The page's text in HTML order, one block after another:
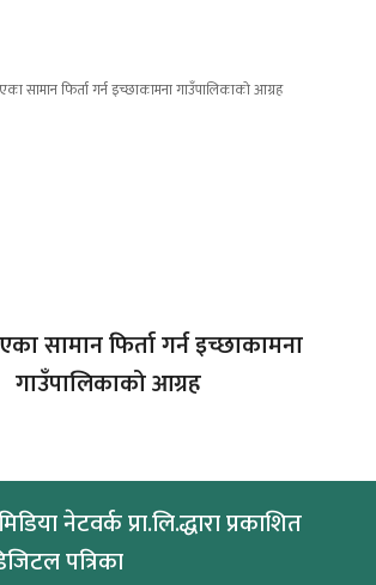
सामान फिर्ता गर्न इच्छाकामना
गाउँपालिकाको आग्रह
नेटवर्क प्रा.लि.द्धारा प्रकाशित
पत्रिका